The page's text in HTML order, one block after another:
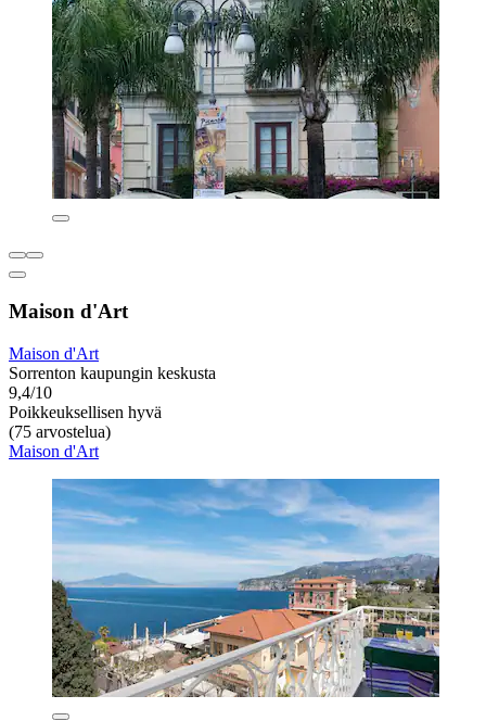
Maison d'Art
Maison d'Art
Sorrenton kaupungin keskusta
9,4/10
Poikkeuksellisen hyvä
(75 arvostelua)
Maison d'Art